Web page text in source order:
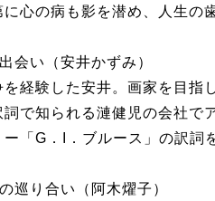
心の病も影を潜め、人生の
会い（安井かずみ）
経験した安井。画家を目指
詞で知られる漣健児の会社で
ー「G．I．ブルース」の訳詞
巡り合い（阿木燿子）